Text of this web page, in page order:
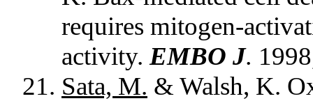
requires mitogen-
activity. EMBO J.
Sata, M. & Walsh, K.